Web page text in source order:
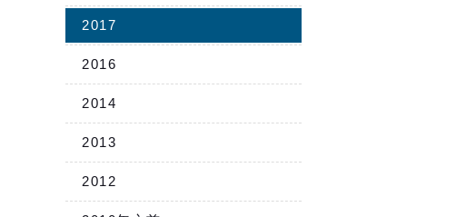
2017
2016
2014
2013
2012